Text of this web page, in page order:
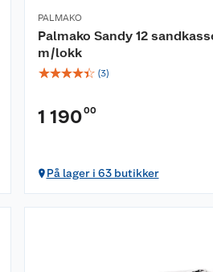
PALMAKO
Palmako Sandy 12
m/lokk
☆☆☆☆☆ (3)
1 19000
På lager i 63 butikker